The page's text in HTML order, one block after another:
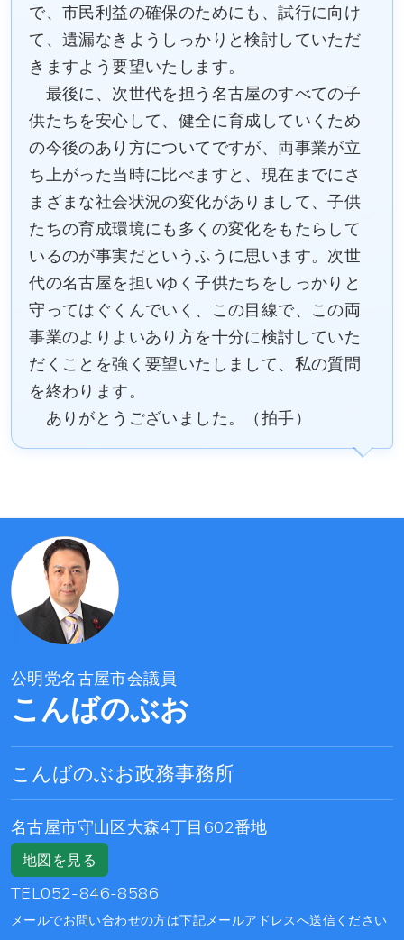
で、市民利益の確保のためにも、試行に向け
て、遺漏なきようしっかりと検討していただ
きますよう要望いたします。
最後に、次世代を担う名古屋のすべての子
供たちを安心して、健全に育成していくため
の今後のあり方についてですが、両事業が立
ち上がった当時に比べますと、現在までにさ
まざまな社会状況の変化がありまして、子供
たちの育成環境にも多くの変化をもたらして
いるのが事実だというふうに思います。次世
代の名古屋を担いゆく子供たちをしっかりと
守ってはぐくんでいく、この目線で、この両
事業のよりよいあり方を十分に検討していた
だくことを強く要望いたしまして、私の質問
を終わります。
ありがとうございました。（拍手）
公明党名古屋市会議員
こんばのぶお
こんばのぶお政務事務所
名古屋市守山区大森4丁目602番地
地図を見る
TEL052-846-8586
メールでお問い合わせの方は下記メールアドレスへ送信ください